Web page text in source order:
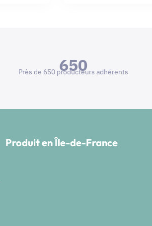
650
Près de 650 producteurs adhérents
Produit en Île-de-France